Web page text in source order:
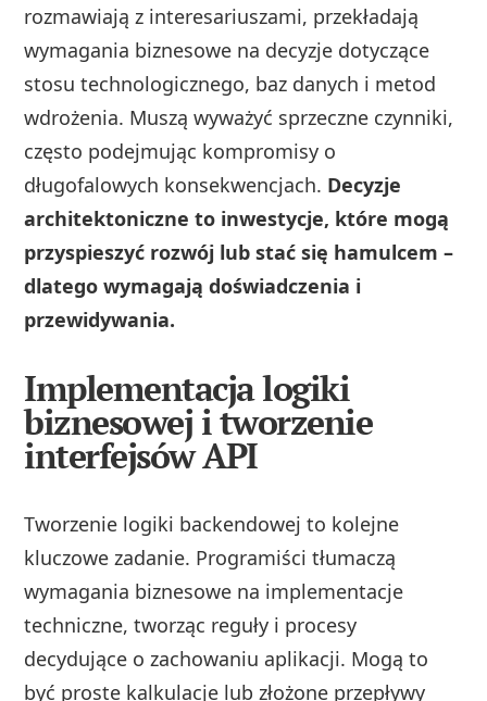
rozmawiają z interesariuszami, przekładają
wymagania biznesowe na decyzje dotyczące
stosu technologicznego, baz danych i metod
wdrożenia. Muszą wyważyć sprzeczne czynniki,
często podejmując kompromisy o
długofalowych konsekwencjach. Decyzje
architektoniczne to inwestycje, które mogą
przyspieszyć rozwój lub stać się hamulcem –
dlatego wymagają doświadczenia i
przewidywania.
Implementacja logiki
biznesowej i tworzenie
interfejsów API
Tworzenie logiki backendowej to kolejne
kluczowe zadanie. Programiści tłumaczą
wymagania biznesowe na implementacje
techniczne, tworząc reguły i procesy
decydujące o zachowaniu aplikacji. Mogą to
być proste kalkulacje lub złożone przepływy